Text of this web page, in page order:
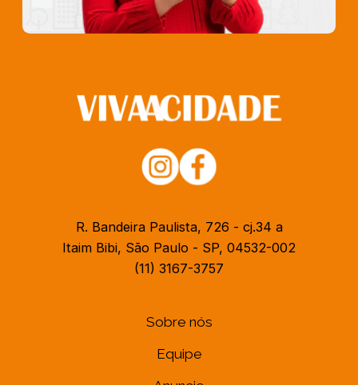
R. Bandeira Paulista, 726 - cj.34 a
Itaim Bibi, São Paulo - SP, 04532-002
(11) 3167-3757
Sobre nós
Equipe